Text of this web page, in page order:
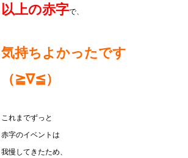
以上の赤字で、
気持ちよかったです
（≧∇≦）
これまでずっと
赤字のイベントは
我慢してきたため、